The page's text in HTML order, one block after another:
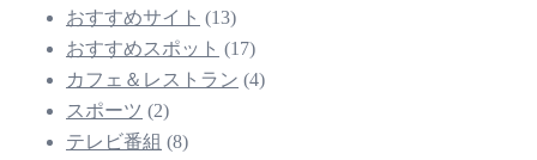
おすすめサイト (13)
おすすめスポット (17)
カフェ＆レストラン (4)
スポーツ (2)
テレビ番組 (8)